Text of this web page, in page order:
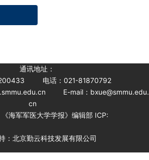
通讯地址：
电话：021-81870792
E-mail：bxue@smmu.edu.
cn
海军军医大学学报》编辑部 ICP:
：北京勤云科技发展有限公司